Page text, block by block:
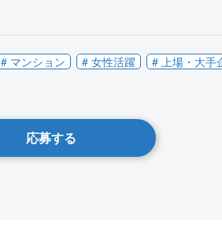
# マンション # 女性活躍 # 上場・大手
応募する